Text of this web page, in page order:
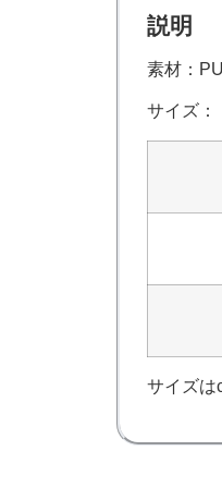
説明
素材：
サイズ：
サイズは